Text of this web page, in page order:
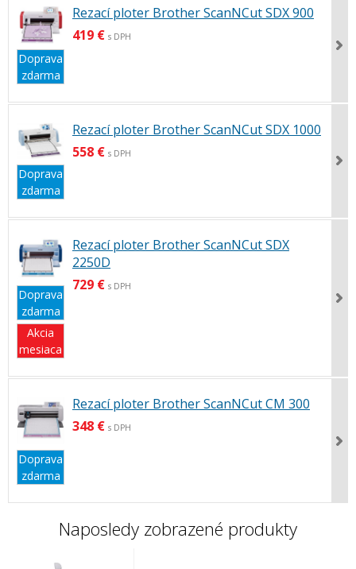
Doprava
zdarma
Rezací ploter Brother ScanNCut SDX 900
419 € s DPH
Doprava
zdarma
Rezací ploter Brother ScanNCut SDX 1000
558 € s DPH
Doprava
zdarma
Akcia
mesiaca
Rezací ploter Brother ScanNCut SDX
2250D
729 € s DPH
Doprava
zdarma
Rezací ploter Brother ScanNCut CM 300
348 € s DPH
Naposledy zobrazené produkty